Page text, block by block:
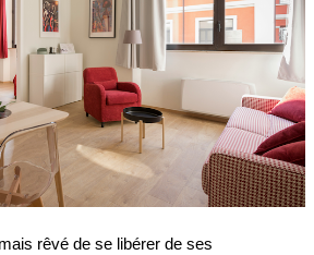
rêvé de se libérer de ses